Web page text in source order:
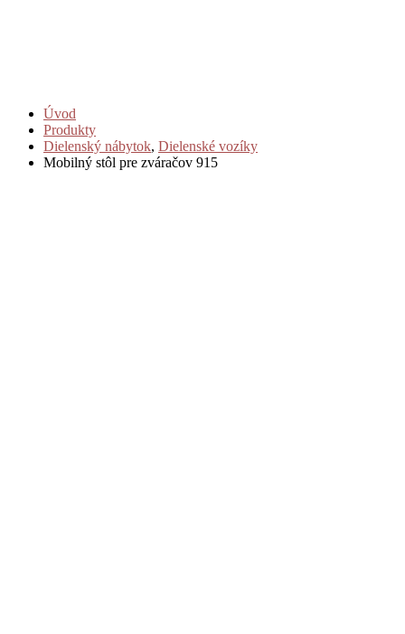
Úvod
Produkty
Dielenský nábytok, Dielenské vozíky
Mobilný stôl pre zváračov 915